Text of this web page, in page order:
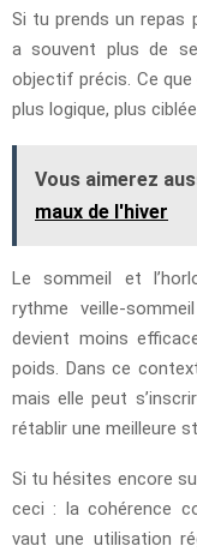
Si tu prends un repas
a souvent plus de
objectif précis. Ce
plus logique, plus
Vous aimerez
maux de l'hiver
Le sommeil et
rythme veille-
devient moins
poids. Dans ce
mais elle peut
rétablir une meilleure
Si tu hésites encore
ceci : la cohérence
vaut une utilisation